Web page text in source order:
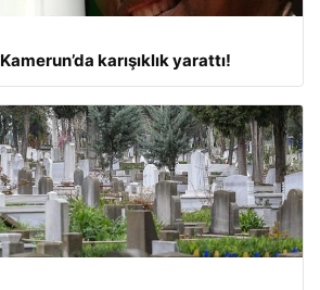
karışıklık yarattı!